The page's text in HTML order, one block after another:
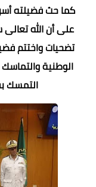
كما حث فضيلته
على أن الله
تضحيات واختتم
الوطنية
التمسك